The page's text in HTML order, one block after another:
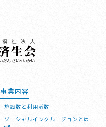
事業内容
施設数と利用者数
ソーシャルインクルージョンとは